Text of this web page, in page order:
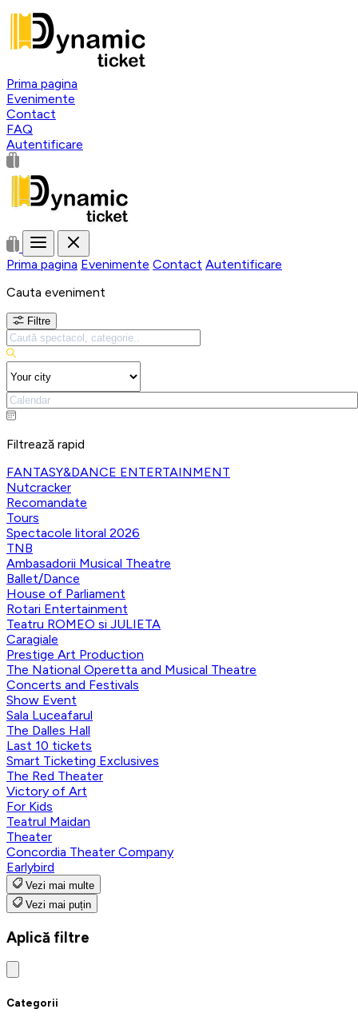
Prima pagina
Evenimente
Contact
FAQ
Autentificare
Prima pagina Evenimente Contact Autentificare
Cauta eveniment
Filtre
Filtrează rapid
FANTASY&DANCE ENTERTAINMENT
Nutcracker
Recomandate
Tours
Spectacole litoral 2026
TNB
Ambasadorii Musical Theatre
Ballet/Dance
House of Parliament
Rotari Entertainment
Teatru ROMEO si JULIETA
Caragiale
Prestige Art Production
The National Operetta and Musical Theatre
Concerts and Festivals
Show Event
Sala Luceafarul
The Dalles Hall
Last 10 tickets
Smart Ticketing Exclusives
The Red Theater
Victory of Art
For Kids
Teatrul Maidan
Theater
Concordia Theater Company
Earlybird
Vezi mai multe
Vezi mai puțin
Aplică filtre
Categorii